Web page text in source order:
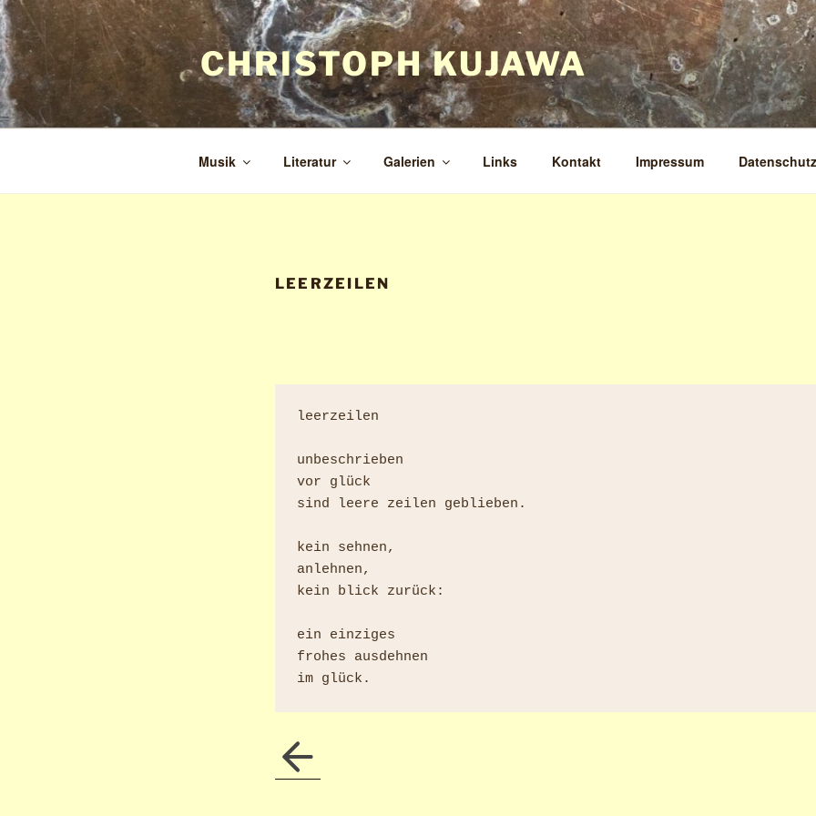
Zum
Inhalt
springen
CHRISTOPH KUJAWA
Musik Literatur Galerien Links Kontakt Impressum Datenschutz
LEERZEILEN
leerzeilen
unbeschrieben
vor glück
sind leere zeilen geblieben.
kein sehnen,
anlehnen,
kein blick zurück:
ein einziges
frohes ausdehnen
im glück.